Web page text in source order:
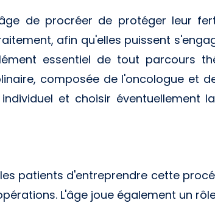
de procréer de protéger leur
afin qu'elles puissent
essentiel de tout parcours
composée de l'oncologue et
et choisir éventuellement
patients d'entreprendre cette
L'âge joue également un